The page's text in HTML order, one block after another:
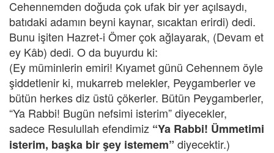
Cehennemden doğuda çok ufak bir yer açılsaydı,
batıdaki adamın beyni kaynar, sıcaktan erirdi) dedi.
Bunu işiten Hazret-i Ömer çok ağlayarak, (Devam et
ey Kâb) dedi. O da buyurdu ki:
(Ey müminlerin emiri! Kıyamet günü Cehennem öyle
şiddetlenir ki, mukarreb melekler, Peygamberler ve
bütün herkes diz üstü çökerler. Bütün Peygamberler,
“Ya Rabbi! Bugün nefsimi isterim” diyecekler,
sadece Resulullah efendimiz “Ya Rabbi! Ümmetimi
isterim, başka bir şey istemem” diyecektir.)